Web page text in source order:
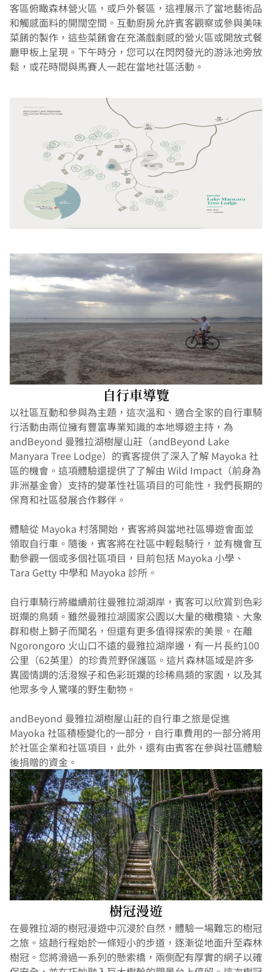
客區俯瞰森林營火區，或戶外餐區，這裡展示了當地藝術品
和觸感面料的開闊空間。互動廚房允許賓客觀察或參與美味
菜餚的製作，這些菜餚會在充滿戲劇感的營火區或開放式餐
廳甲板上呈現。下午時分，您可以在閃閃發光的游泳池旁放
鬆，或花時間與馬賽人一起在當地社區活動。
自行車導覽
以社區互動和參與為主題，這次溫和、適合全家的自行車騎
行活動由兩位擁有豐富專業知識的本地導遊主持，為
andBeyond 曼雅拉湖樹屋山莊（andBeyond Lake
Manyara Tree Lodge）的賓客提供了深入了解 Mayoka 社
區的機會。這項體驗還提供了了解由 Wild Impact（前身為
非洲基金會）支持的變革性社區項目的可能性，我們長期的
保育和社區發展合作夥伴。
體驗從 Mayoka 村落開始，賓客將與當地社區導遊會面並
領取自行車。隨後，賓客將在社區中輕鬆騎行，並有機會互
動參觀一個或多個社區項目，目前包括 Mayoka 小學、
Tara Getty 中學和 Mayoka 診所。
自行車騎行將繼續前往曼雅拉湖湖岸，賓客可以欣賞到色彩
斑斕的鳥類。雖然曼雅拉湖國家公園以大量的橄欖猿、大象
群和樹上獅子而聞名，但還有更多值得探索的美景。在離
Ngorongoro 火山口不遠的曼雅拉湖岸邊，有一片長約100
公里（62英里）的珍貴荒野保護區。這片森林區域是許多
異國情調的活潑猴子和色彩斑斕的珍稀鳥類的家園，以及其
他眾多令人驚嘆的野生動物。
andBeyond 曼雅拉湖樹屋山莊的自行車之旅是促進
Mayoka 社區積極變化的一部分，自行車費用的一部分將用
於社區企業和社區項目，此外，還有由賓客在參與社區體驗
後捐贈的資金。
樹冠漫遊
在曼雅拉湖的樹冠漫遊中沉浸於自然，體驗一場難忘的樹冠
之旅。這趟行程始於一條短小的步道，逐漸從地面升至森林
樹冠。您將滑過一系列的懸索橋，兩側配有厚實的網子以確